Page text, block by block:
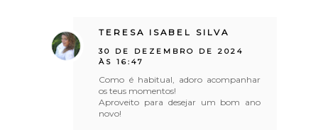
TERESA ISABEL SILVA
30 DE DEZEMBRO DE 2024
ÀS 16:47
Como é habitual, adoro acompanhar
os teus momentos!
Aproveito para desejar um bom ano
novo!